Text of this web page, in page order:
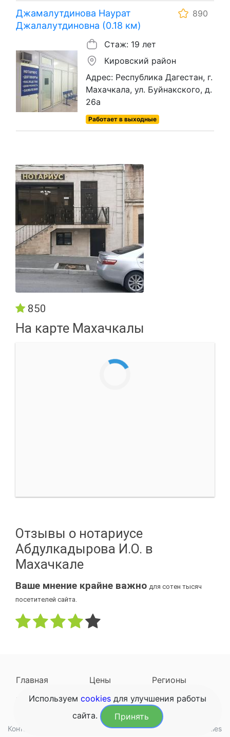
Джамалутдинова Наурат
Джалалутдиновна (0.18 км)
890
Стаж: 19 лет
Кировский район
Адрес: Республика Дагестан, г.
Махачкала, ул. Буйнакского, д.
26а
Работает в выходные
850
На карте Махачкалы
Отзывы о нотариусе
Абдулкадырова И.О. в
Махачкале
Ваше мнение крайне важно для сотен тысяч
посетителей сайта.
Главная Цены
Регионы
Наследодатели
Задать вопрос
Контакты Обработка данных Конфиденциальность Cookies
Используем cookies для улучшения работы
сайта.
Принять